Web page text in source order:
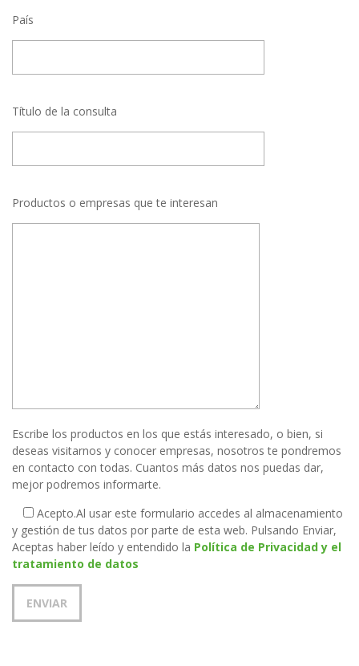
País
Título de la consulta
Productos o empresas que te interesan
Escribe los productos en los que estás interesado, o bien, si
deseas visitarnos y conocer empresas, nosotros te pondremos
en contacto con todas. Cuantos más datos nos puedas dar,
mejor podremos informarte.
Acepto.Al usar este formulario accedes al almacenamiento
y gestión de tus datos por parte de esta web. Pulsando Enviar,
Aceptas haber leído y entendido la Política de Privacidad y el
tratamiento de datos